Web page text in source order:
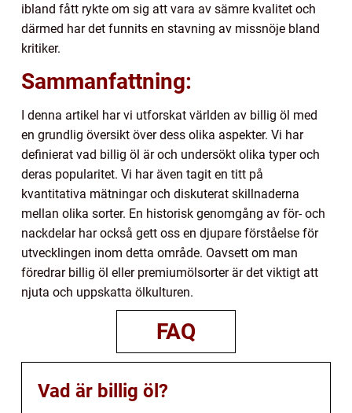
ibland fått rykte om sig att vara av sämre kvalitet och
därmed har det funnits en stavning av missnöje bland
kritiker.
Sammanfattning:
I denna artikel har vi utforskat världen av billig öl med
en grundlig översikt över dess olika aspekter. Vi har
definierat vad billig öl är och undersökt olika typer och
deras popularitet. Vi har även tagit en titt på
kvantitativa mätningar och diskuterat skillnaderna
mellan olika sorter. En historisk genomgång av för- och
nackdelar har också gett oss en djupare förståelse för
utvecklingen inom detta område. Oavsett om man
föredrar billig öl eller premiumölsorter är det viktigt att
njuta och uppskatta ölkulturen.
FAQ
Vad är billig öl?